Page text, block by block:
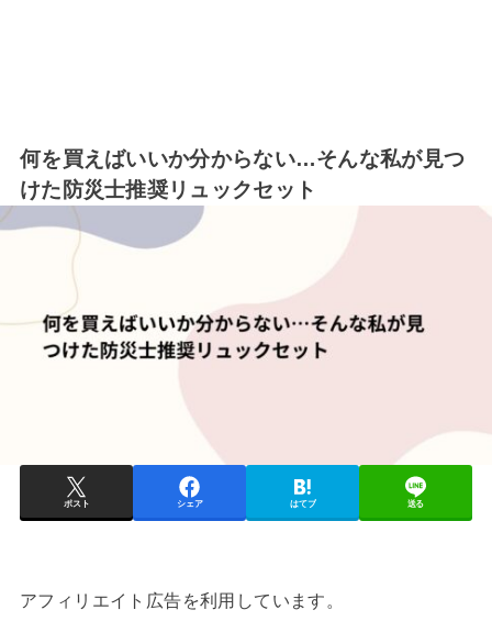
何を買えばいいか分からない…そんな私が見つ
けた防災士推奨リュックセット
ポスト シェア はてブ 送る
アフィリエイト広告を利用しています。